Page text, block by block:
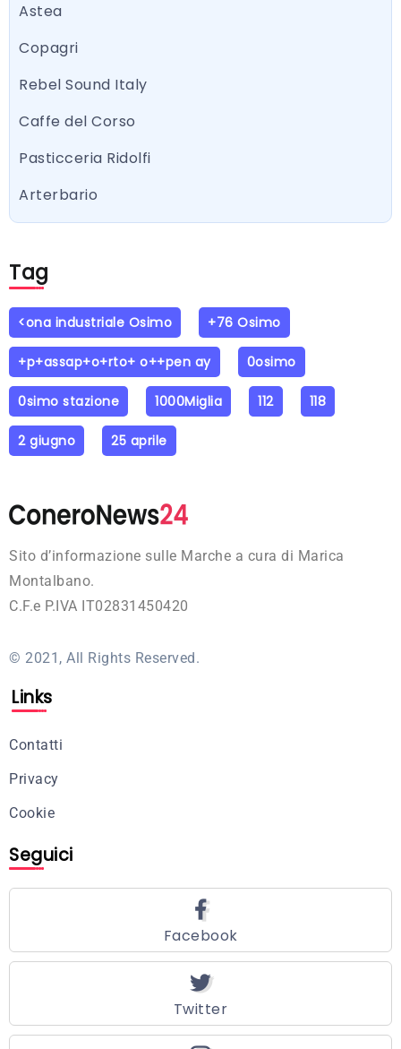
Astea
Copagri
Rebel Sound Italy
Caffe del Corso
Pasticceria Ridolfi
Arterbario
Tag
<ona industriale Osimo +76 Osimo
+p+assap+o+rto+ o++pen ay 0osimo
0simo stazione 1000Miglia 112 118
2 giugno 25 aprile
Sito d’informazione sulle Marche a cura di Marica
Montalbano.
C.F.e P.IVA IT02831450420
© 2021, All Rights Reserved.
Links
Contatti
Privacy
Cookie
Seguici
Facebook
Twitter